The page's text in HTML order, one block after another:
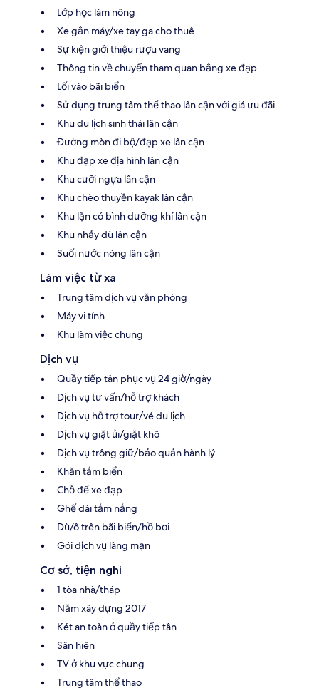
Lớp học làm nông
Xe gắn máy/xe tay ga cho thuê
Sự kiện giới thiệu rượu vang
Thông tin về chuyến tham quan bằng xe đạp
Lối vào bãi biển
Sử dụng trung tâm thể thao lân cận với giá ưu đãi
Khu du lịch sinh thái lân cận
Đường mòn đi bộ/đạp xe lân cận
Khu đạp xe địa hình lân cận
Khu cưỡi ngựa lân cận
Khu chèo thuyền kayak lân cận
Khu lặn có bình dưỡng khí lân cận
Khu nhảy dù lân cận
Suối nước nóng lân cận
Làm việc từ xa
Trung tâm dịch vụ văn phòng
Máy vi tính
Khu làm việc chung
Dịch vụ
Quầy tiếp tân phục vụ 24 giờ/ngày
Dịch vụ tư vấn/hỗ trợ khách
Dịch vụ hỗ trợ tour/vé du lịch
Dịch vụ giặt ủi/giặt khô
Dịch vụ trông giữ/bảo quản hành lý
Khăn tắm biển
Chỗ để xe đạp
Ghế dài tắm nắng
Dù/ô trên bãi biển/hồ bơi
Gói dịch vụ lãng mạn
Cơ sở, tiện nghi
1 tòa nhà/tháp
Năm xây dựng 2017
Két an toàn ở quầy tiếp tân
Sân hiên
TV ở khu vực chung
Trung tâm thể thao